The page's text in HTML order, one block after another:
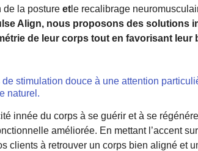
de la posture et le recalibrage
Align, nous proposons des solutions
de leur corps tout en favorisant leur
stimulation douce à une attention
naturel.
innée du corps à se guérir et à se
améliorée. En mettant l’accent
clients à retrouver un corps bien aligné et